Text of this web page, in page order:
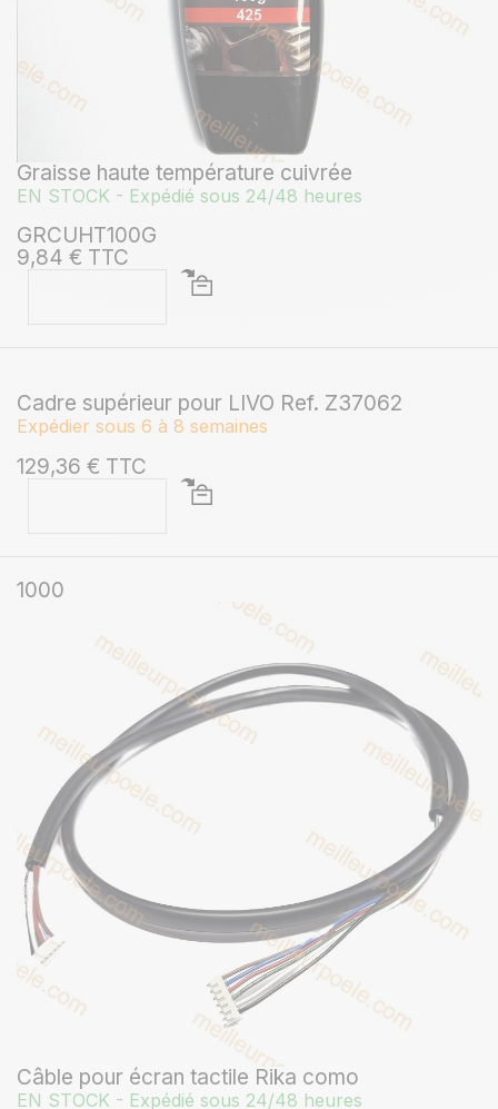
Graisse haute température cuivrée
EN STOCK - Expédié sous 24/48 heures
GRCUHT100G
9,84 € TTC
Cadre supérieur pour LIVO Ref. Z37062
Expédier sous 6 à 8 semaines
129,36 € TTC
1000
Câble pour écran tactile Rika como
EN STOCK - Expédié sous 24/48 heures